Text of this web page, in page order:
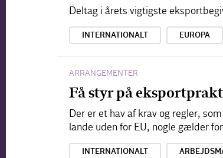
Deltag i årets vigtigste
INTERNATIONALT EUROPA
ARRANGEMENTER
Få styr på
Der er et hav af krav og regler,
lande uden for EU, nogle gælder
INTERNATIONALT